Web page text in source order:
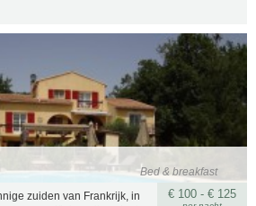
Bed & breakfast
€ 100 - € 125
zuiden van Frankrijk, in